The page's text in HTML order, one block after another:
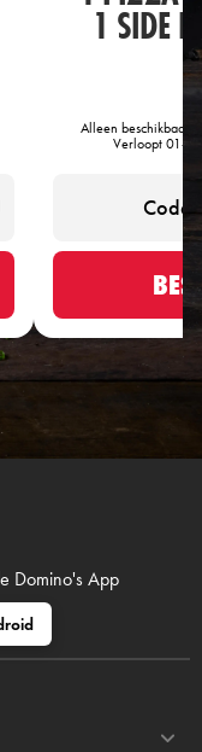
1 SIDE
Alleen beschikbaar
Verloopt 01-
Domino's App